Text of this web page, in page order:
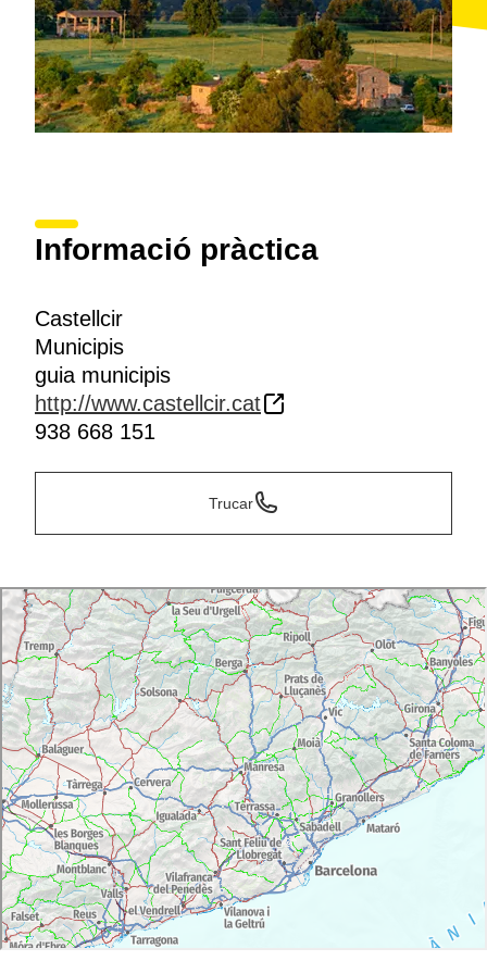
Informació pràctica
Castellcir
Municipis
guia municipis
http://www.castellcir.cat
938 668 151
Trucar